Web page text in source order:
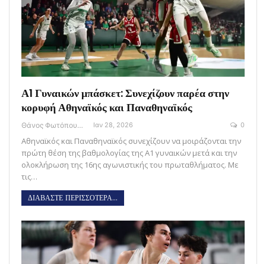
Α1 Γυναικών μπάσκετ: Συνεχίζουν παρέα στην
κορυφή Αθηναϊκός και Παναθηναϊκός
Θάνος Φωτόπουλος Ιαν 28, 2026 0
Αθηναϊκός και Παναθηναϊκός συνεχίζουν να μοιράζονται την
πρώτη θέση της βαθμολογίας της Α1 γυναικών μετά και την
ολοκλήρωση της 16ης αγωνιστικής του πρωταθλήματος. Με
τις…
ΔΙΑΒΑΣΤΕ ΠΕΡΙΣΣΟΤΕΡΑ...